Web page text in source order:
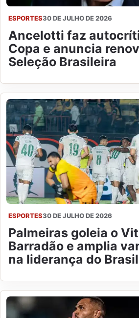
ESPORTES30 DE JULHO DE 2026
Ancelotti faz
Copa e anuncia
Seleção Brasileira
ESPORTES30 DE JULHO DE 2026
Palmeiras goleia o
Barradão e amplia
na liderança do